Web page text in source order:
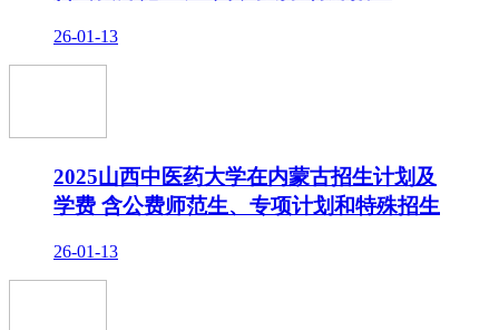
26-01-13
2025山西中医药大学在内蒙古招生计划及
学费 含公费师范生、专项计划和特殊招生
26-01-13